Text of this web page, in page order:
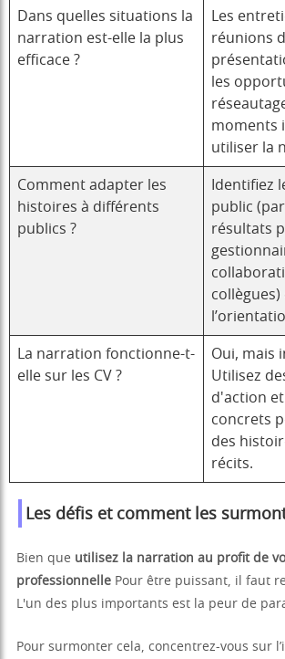
Dans quelles situations la
narration est-elle la plus
efficace ?
Les
réunions
les
moments
utiliser la
Comment adapter les
histoires à différents
publics ?
Identifiez
public
résultats
collègues)
La narration fonctionne-t-
elle sur les CV ?
Oui, mais
Utilisez
d'action
concrets
des
récits.
Les défis et comment les
Bien que utilisez la narration au profit de
professionnelle Pour être puissant, il faut
L'un des plus importants est la peur de
Pour surmonter cela, concentrez-vous sur